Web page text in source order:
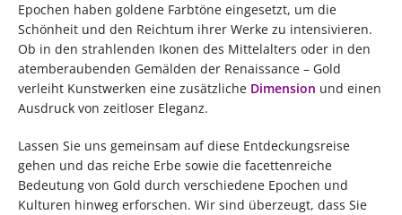
Epochen haben goldene Farbtöne eingesetzt, um die
Schönheit und den Reichtum ihrer Werke zu intensivieren.
Ob in den strahlenden Ikonen des Mittelalters oder in den
atemberaubenden Gemälden der Renaissance – Gold
verleiht Kunstwerken eine zusätzliche Dimension und einen
Ausdruck von zeitloser Eleganz.
Lassen Sie uns gemeinsam auf diese Entdeckungsreise
gehen und das reiche Erbe sowie die facettenreiche
Bedeutung von Gold durch verschiedene Epochen und
Kulturen hinweg erforschen. Wir sind überzeugt, dass Sie